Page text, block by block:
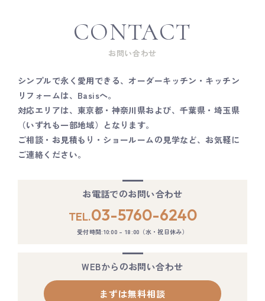
CONTACT
お問い合わせ
シンプルで永く愛用できる、オーダーキッチン・キッチン
リフォームは、Basisへ。
対応エリアは、東京都・神奈川県および、千葉県・埼玉県
（いずれも一部地域）となります。
ご相談・お見積もり・ショールームの見学など、お気軽に
ご連絡ください。
お電話でのお問い合わせ
TEL.03-5760-6240
受付時間:10:00 – 18:00（水・祝日休み）
WEBからのお問い合わせ
まずは無料相談